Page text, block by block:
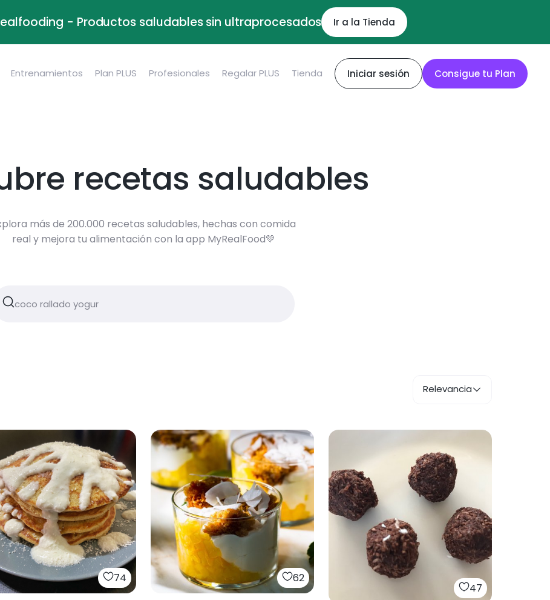
- Productos saludables sin ultraprocesados Ir a la Tienda
Entrenamientos Plan PLUS Profesionales Regalar PLUS Tienda Iniciar sesión Consigue tu Plan
recetas saludables
más de 200.000 recetas saludables, hechas con comida
real y mejora tu alimentación con la app MyRealFood💚
Relevancia
74 62
47